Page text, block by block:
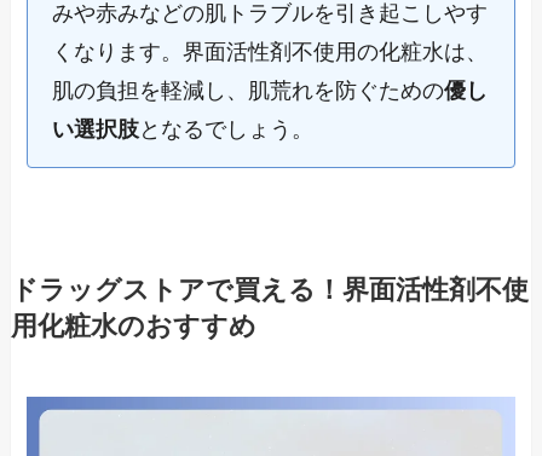
みや赤みなどの肌トラブルを引き起こしやす
くなります。界面活性剤不使用の化粧水は、
肌の負担を軽減し、肌荒れを防ぐための優し
い選択肢となるでしょう。
ドラッグストアで買える！界面活性剤不使
用化粧水のおすすめ